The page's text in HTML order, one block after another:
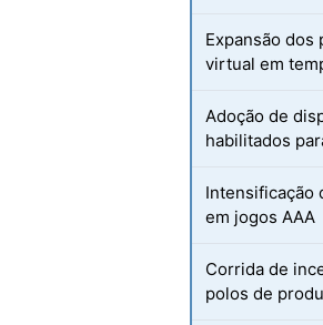
Expansão
virtual em
Adoção de
habilitados
Intensificação
em jogos AAA
Corrida de
polos de